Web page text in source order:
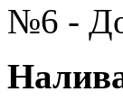
№6 -